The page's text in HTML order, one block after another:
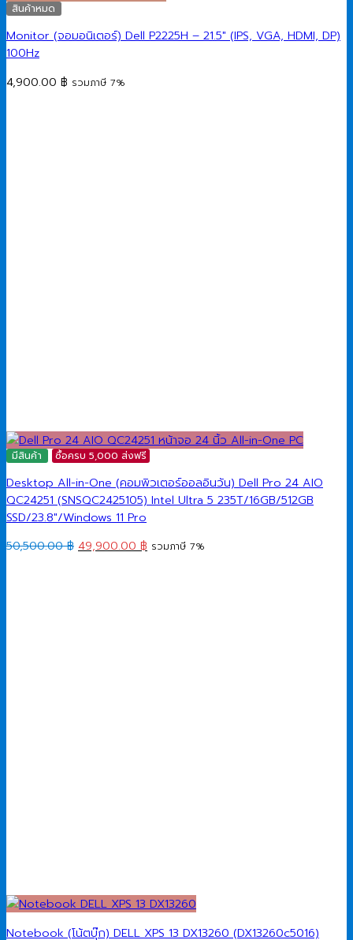
สินค้าหมด
Monitor (จอมอนิเตอร์) Dell P2225H – 21.5″ (IPS, VGA, HDMI, DP)
100Hz
4,900.00 ฿ รวมภาษี 7%
มีสินค้า ซื้อครบ 5,000 ส่งฟรี
Desktop All-in-One (คอมพิวเตอร์ออลอินวัน) Dell Pro 24 AIO
QC24251 (SNSQC2425105) Intel Ultra 5 235T/16GB/512GB
SSD/23.8″/Windows 11 Pro
50,500.00฿ Original
49,900.00฿ Current
รวมภาษี 7%
Notebook (โน้ตบุ๊ก) DELL XPS 13 DX13260 (DX13260c5016)